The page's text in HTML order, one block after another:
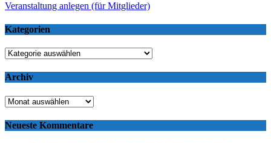
Veranstaltung anlegen (für Mitglieder)
Kategorien
Kategorien
Archiv
Archiv
Neueste Kommentare